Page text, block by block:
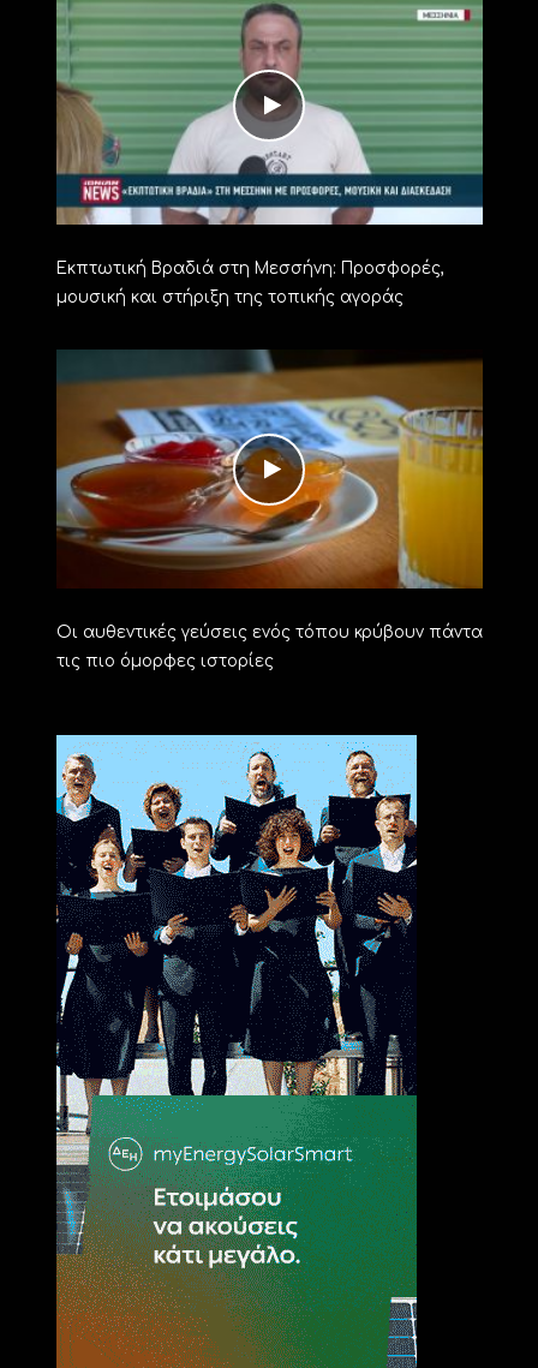
Εκπτωτική Βραδιά στη Μεσσήνη: Προσφορές,
μουσική και στήριξη της τοπικής αγοράς
Οι αυθεντικές γεύσεις ενός τόπου κρύβουν πάντα
τις πιο όμορφες ιστορίες